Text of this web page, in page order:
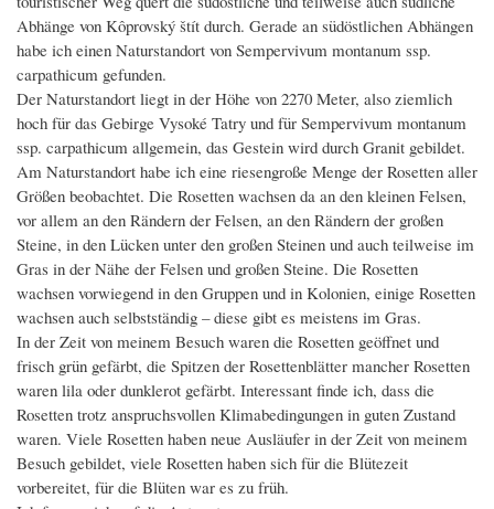
Abhänge von Kôprovský štít durch. Gerade an südöstlichen Abhängen
habe ich einen Naturstandort von Sempervivum montanum ssp.
carpathicum gefunden.
Der Naturstandort liegt in der Höhe von 2270 Meter, also ziemlich
hoch für das Gebirge Vysoké Tatry und für Sempervivum montanum
ssp. carpathicum allgemein, das Gestein wird durch Granit gebildet.
Am Naturstandort habe ich eine riesengroße Menge der Rosetten aller
Größen beobachtet. Die Rosetten wachsen da an den kleinen Felsen,
vor allem an den Rändern der Felsen, an den Rändern der großen
Steine, in den Lücken unter den großen Steinen und auch teilweise im
Gras in der Nähe der Felsen und großen Steine. Die Rosetten
wachsen vorwiegend in den Gruppen und in Kolonien, einige Rosetten
wachsen auch selbstständig – diese gibt es meistens im Gras.
In der Zeit von meinem Besuch waren die Rosetten geöffnet und
frisch grün gefärbt, die Spitzen der Rosettenblätter mancher Rosetten
waren lila oder dunklerot gefärbt. Interessant finde ich, dass die
Rosetten trotz anspruchsvollen Klimabedingungen in guten Zustand
waren. Viele Rosetten haben neue Ausläufer in der Zeit von meinem
Besuch gebildet, viele Rosetten haben sich für die Blütezeit
vorbereitet, für die Blüten war es zu früh.